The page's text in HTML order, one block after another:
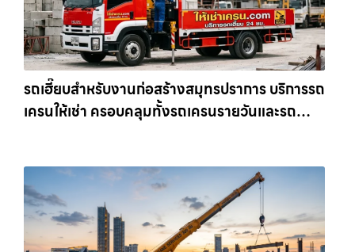
รถเฮี๊ยบสำหรับงานก่อสร้างสมุทรปราการ บริการรถ
เครนให้เช่า ครอบคลุมทั้งรถเครนรายวันและรถ